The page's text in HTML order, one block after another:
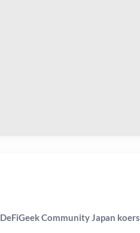
DeFiGeek Community Japan koers